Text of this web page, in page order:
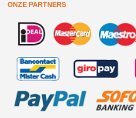
ONZE PARTNERS